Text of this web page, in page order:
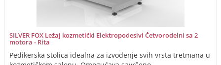
SILVER FOX Ležaj kozmetički Elektropodesivi Četvorodelni sa 2
motora - Rita
Pedikerska stolica idealna za izvođenje svih vrsta tretmana u